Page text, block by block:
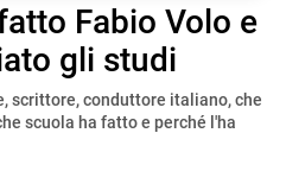
Fabio Volo e
gli studi
scrittore, conduttore italiano, che
scuola ha fatto e perché l'ha